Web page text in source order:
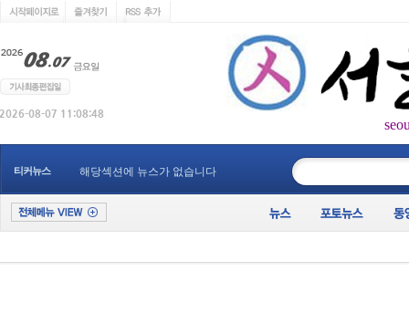
티커뉴스 해당섹션에 뉴스가 없습니다